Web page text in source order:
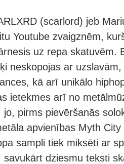
(scarlord) jeb
Youtube zvaigznēm,
uz repa skatuvēm.
neskopojas ar
kā arī unikālo
ietekmes arī no
pirms pievēršanās
apvienības Myth
sampli tiek miksēti ar
savukārt dziesmu teksti